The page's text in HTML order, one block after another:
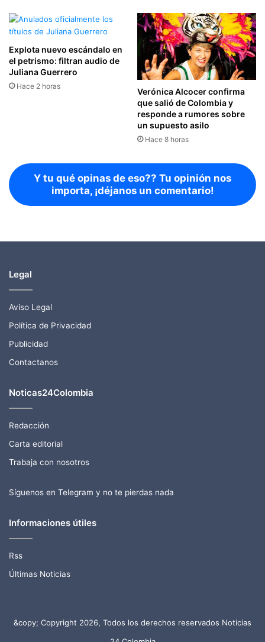
Explota nuevo escándalo en
el petrismo: filtran audio de
Juliana Guerrero
Hace 2 horas
Verónica Alcocer confirma
que salió de Colombia y
responde a rumores sobre
un supuesto asilo
Hace 8 horas
Y tu qué opinas de eso?? Tu opinión nos
importa, ¡déjanos un comentario!
Legal
Aviso Legal
Política de Privacidad
Publicidad
Contactanos
Noticas24Colombia
Redacción
Carta editorial
Trabaja con nosotros
Síguenos en Telegram y no te pierdas nada
Informaciones útiles
Rss
Últimas Noticias
&copy; Copyright 2026, Todos los derechos reservados Noticias